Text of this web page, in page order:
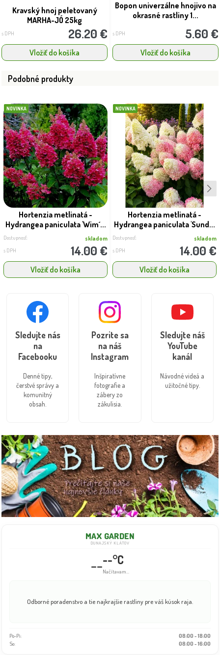
MAX GARDEN
DUNAJSKÝ KLÁTOV
----°C
Načítavam...
Odborné poradenstvo a tie najkrajšie rastliny pre váš kúsok raja.
Po-Pi:
08:00 - 18:00
So:
08:00 - 16:00
Kravský hnoj peletovaný
MARHA-JÓ 25kg
s DPH 26.20 €
Vložiť do košíka
Bopon univerzálne hnojivo na
okrasné rastliny 1...
s DPH 5.60 €
Vložiť do košíka
Podobné produkty
NOVINKA
Hortenzia metlinatá -
Hydrangea paniculata 'Wim´...
Dostupnosť: skladom
s DPH 14.00 €
Vložiť do košíka
NOVINKA
Hortenzia metlinatá -
Hydrangea paniculata 'Sund...
Dostupnosť: skladom
s DPH 14.00 €
Vložiť do košíka
Sledujte nás
na
Facebooku
Denné tipy,
čerstvé správy a
komunitný
obsah.
Pozrite sa
na náš
Instagram
Inšpiratívne
fotografie a
zábery zo
zákulisia.
Sledujte náš
YouTube
kanál
Návodné videá a
užitočné tipy.